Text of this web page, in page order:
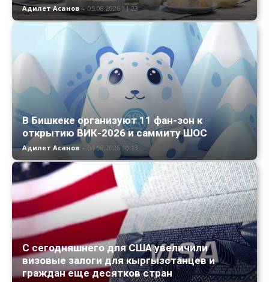
Адилет Асанов - 05.08.2026 11:23
В Бишкеке организуют 11 фан-зон к
открытию ВИК-2026 и саммиту ШОС
Адилет Асанов - 04.08.2026 10:13
С сегодняшнего для США увеличили
визовые залоги для кыргызстанцев и
граждан еще десятков стран